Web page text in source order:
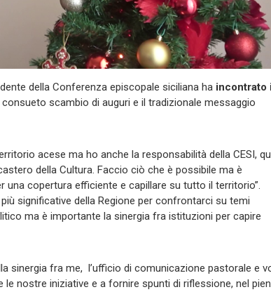
della Conferenza episcopale siciliana ha incontrato i
consueto scambio di auguri e il tradizionale messaggio
acese ma ho anche la responsabilità della CESI,
della Cultura. Faccio ciò che è possibile ma è
copertura efficiente e capillare su tutto il territorio”.
significative della Regione per confrontarci su temi
ma è importante la sinergia fra istituzioni per capire
sinergia fra me, l’ufficio di comunicazione pastorale e
nostre iniziative e a fornire spunti di riflessione, nel